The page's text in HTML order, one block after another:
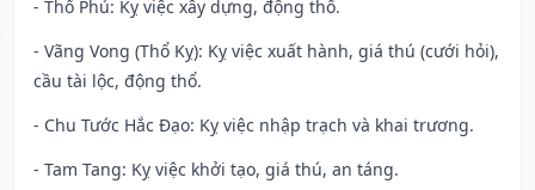
- Thổ Phủ: Kỵ việc xây dựng, động thổ.
- Vãng Vong (Thổ Kỵ): Kỵ việc xuất hành, giá thú (cưới hỏi),
cầu tài lộc, động thổ.
- Chu Tước Hắc Đạo: Kỵ việc nhập trạch và khai trương.
- Tam Tang: Kỵ việc khởi tạo, giá thú, an táng.